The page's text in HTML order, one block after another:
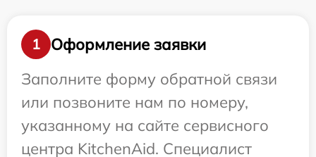
1
Оформление заявки
Заполните форму обратной связи
или позвоните нам по номеру,
указанному на сайте сервисного
центра KitchenAid. Специалист